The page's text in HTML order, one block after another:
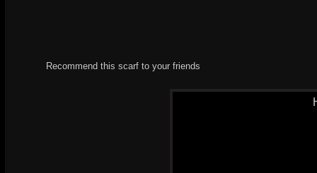
Recommend this scarf to your friends